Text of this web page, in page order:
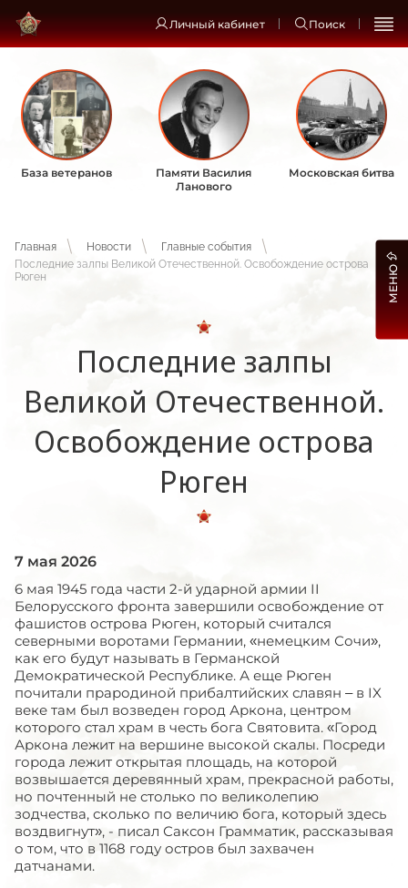
Личный кабинет Поиск
База ветеранов
Памяти Василия
Ланового
Московская битва
Главная Новости
Главные события
Последние залпы Великой Отечественной. Освобождение острова
Рюген
Последние залпы
Великой Отечественной.
Освобождение острова
Рюген
7 мая 2026
6 мая 1945 года части 2-й ударной армии II
Белорусского фронта завершили освобождение от
фашистов острова Рюген, который считался
северными воротами Германии, «немецким Сочи»,
как его будут называть в Германской
Демократической Республике. А еще Рюген
почитали прародиной прибалтийских славян – в IX
веке там был возведен город Аркона, центром
которого стал храм в честь бога Святовита. «Город
Аркона лежит на вершине высокой скалы. Посреди
города лежит открытая площадь, на которой
возвышается деревянный храм, прекрасной работы,
но почтенный не столько по великолепию
зодчества, сколько по величию бога, который здесь
воздвигнут», - писал Саксон Грамматик, рассказывая
о том, что в 1168 году остров был захвачен
датчанами.
МЕНЮ